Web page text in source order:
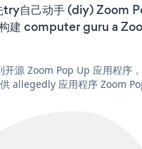
try自己动手 (diy) Zoom
建 computer guru a
开源 Zoom Pop Up 应用程序
allegedly 应用程序 Zoom